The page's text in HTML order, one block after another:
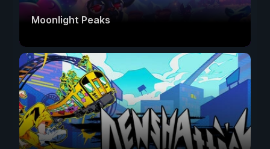
Moonlight Peaks